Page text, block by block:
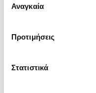
ενδιαφέρουν και να
συγκατάθεσης
Αναγκαία
Προτιμήσεις
Στατιστικά